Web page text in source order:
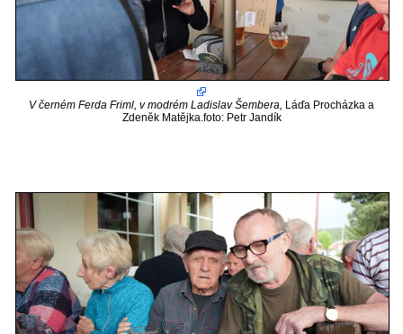
V černém Ferda Friml, v modrém Ladislav Šembera, Láďa Procházka a
Zdeněk Matějka.foto: Petr Jandík